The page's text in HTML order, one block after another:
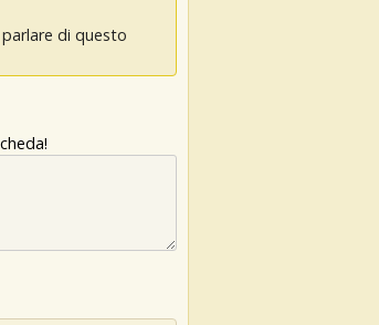
di questo